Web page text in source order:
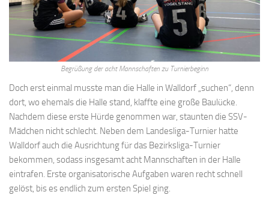
Begrüßung der acht Mannschaften zu Turnierbeginn
Doch erst einmal musste man die Halle in Walldorf „suchen“, denn
dort, wo ehemals die Halle stand, klaffte eine große Baulücke.
Nachdem diese erste Hürde genommen war, staunten die SSV-
Mädchen nicht schlecht. Neben dem Landesliga-Turnier hatte
Walldorf auch die Ausrichtung für das Bezirksliga-Turnier
bekommen, sodass insgesamt acht Mannschaften in der Halle
eintrafen. Erste organisatorische Aufgaben waren recht schnell
gelöst, bis es endlich zum ersten Spiel ging.